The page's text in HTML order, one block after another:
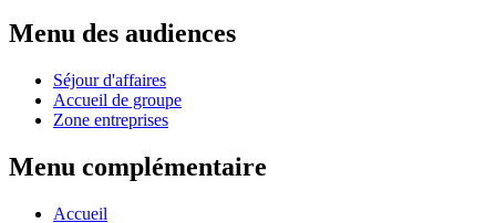
Menu des audiences
Séjour d'affaires
Accueil de groupe
Zone entreprises
Menu complémentaire
Accueil